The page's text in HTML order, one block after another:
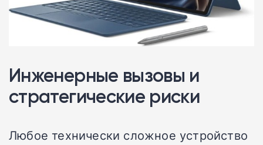
Инженерные вызовы и
стратегические риски
Любое технически сложное устройство